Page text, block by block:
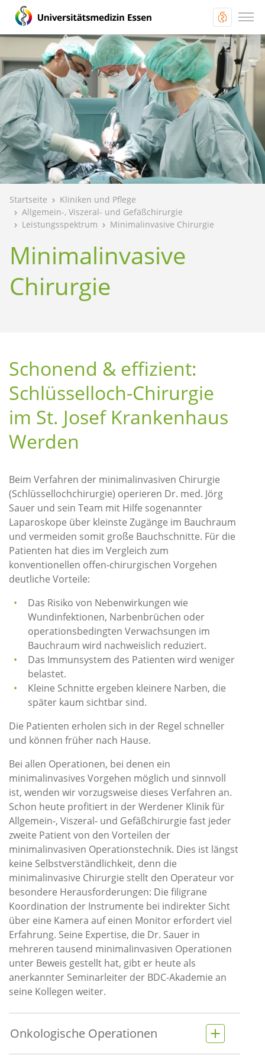
Startseite
Kliniken und Pflege
Allgemein-, Viszeral- und Gefäßchirurgie
Leistungsspektrum
Minimalinvasive Chirurgie
Minimalinvasive
Chirurgie
Schonend & effizient:
Schlüsselloch-Chirurgie
im St. Josef Krankenhaus
Werden
Beim Verfahren der minimalinvasiven Chirurgie
(Schlüssellochchirurgie) operieren Dr. med. Jörg
Sauer und sein Team mit Hilfe sogenannter
Laparoskope über kleinste Zugänge im Bauchraum
und vermeiden somit große Bauchschnitte. Für die
Patienten hat dies im Vergleich zum
konventionellen offen-chirurgischen Vorgehen
deutliche Vorteile:
Das Risiko von Nebenwirkungen wie
Wundinfektionen, Narbenbrüchen oder
operationsbedingten Verwachsungen im
Bauchraum wird nachweislich reduziert.
Das Immunsystem des Patienten wird weniger
belastet.
Kleine Schnitte ergeben kleinere Narben, die
später kaum sichtbar sind.
Die Patienten erholen sich in der Regel schneller
und können früher nach Hause.
Bei allen Operationen, bei denen ein
minimalinvasives Vorgehen möglich und sinnvoll
ist, wenden wir vorzugsweise dieses Verfahren an.
Schon heute profitiert in der Werdener Klinik für
Allgemein-, Viszeral- und Gefäßchirurgie fast jeder
zweite Patient von den Vorteilen der
minimalinvasiven Operationstechnik. Dies ist längst
keine Selbstverständlichkeit, denn die
minimalinvasive Chirurgie stellt den Operateur vor
besondere Herausforderungen: Die filigrane
Koordination der Instrumente bei indirekter Sicht
über eine Kamera auf einen Monitor erfordert viel
Erfahrung. Seine Expertise, die Dr. Sauer in
mehreren tausend minimalinvasiven Operationen
unter Beweis gestellt hat, gibt er heute als
anerkannter Seminarleiter der BDC-Akademie an
seine Kollegen weiter.
Onkologische Operationen